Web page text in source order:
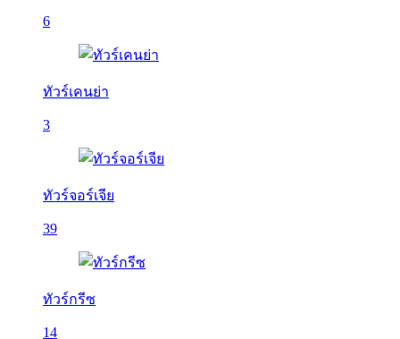
6
ทัวร์เคนย่า
3
ทัวร์จอร์เจีย
39
ทัวร์กรีซ
14